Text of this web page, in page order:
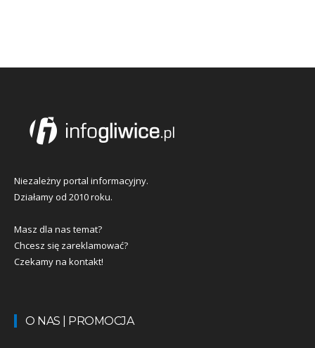
Niezależny portal informacyjny.
Działamy od 2010 roku.
Masz dla nas temat?
Chcesz się zareklamować?
Czekamy na kontakt!
O NAS | PROMOCJA